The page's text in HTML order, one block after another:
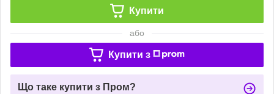
Купити
або
Купити з
Що таке купити з Пром?